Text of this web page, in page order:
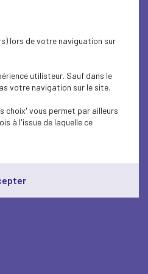
lors de votre naviguation sur
utilisteur. Sauf dans le
votre navigation sur le site.
choix' vous permet par ailleurs
à l'issue de laquelle ce